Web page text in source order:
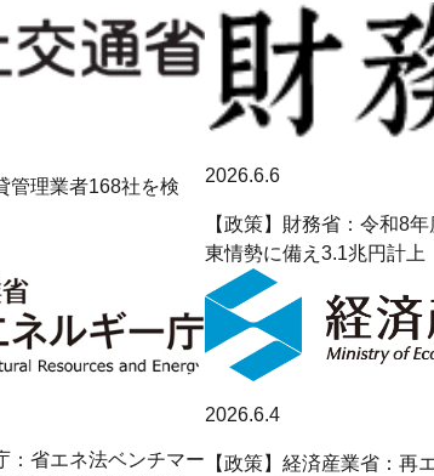
管理業者168社を検
2026.6.6
【政策】財務省：令和8
東情勢に備え3.1兆円計上
：省エネ法ベンチマー
2026.6.4
【政策】経済産業省：再